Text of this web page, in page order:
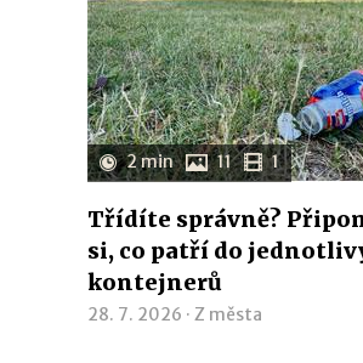
2 min 11 1
Třídíte správně?
si, co patří do
kontejnerů
28. 7. 2026 · Z města